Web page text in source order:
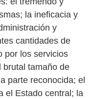
la ineficacia y
y
cantidades de
por los servicios
brutal tamaño de
parte reconocida; el
el Estado central; la